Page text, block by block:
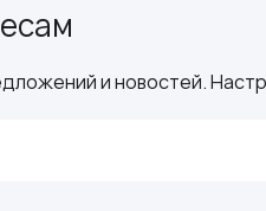
и новостей.